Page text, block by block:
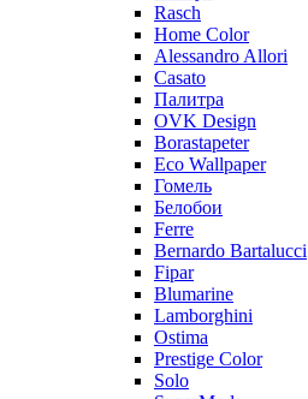
Rasch
Home Color
Alessandro Allori
Casato
Палитра
OVK Design
Borastapeter
Eco Wallpaper
Гомель
Белобои
Ferre
Bernardo Bartalucci
Fipar
Blumarine
Lamborghini
Ostima
Prestige Color
Solo